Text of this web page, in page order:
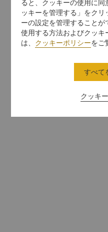
ると、クッキーの使用に
ッキーを管理する」をク
ーの設定を管理すること
使用する方法およびクッ
は、 クッキーポリシーをご
クッキ
すべて